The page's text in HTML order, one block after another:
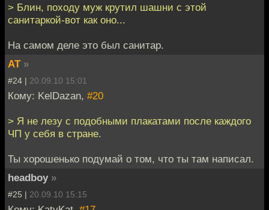
> Блин, походу муж крутил шашни с этой
санитаркой-вот как оно...
На самом деле это был санитар.
AT »
#24 | 20.09.10 15:01
Кому: KelDazan, #20
> Я не лезу с подобными плакатами после каждого
ЧП у себя в стране.
Ты хорошенько подумай о том, что ты там написал.
headboy »
#25 | 20.09.10 15:15